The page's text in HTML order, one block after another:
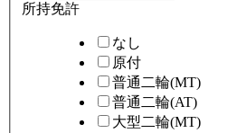
所持免許
なし
原付
普通二輪(MT)
普通二輪(AT)
大型二輪(MT)